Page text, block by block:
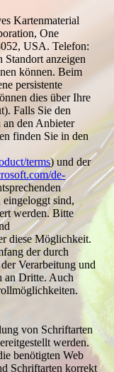
Kartenmaterial
One
USA. Telefon:
Standort anzeigen
können. Beim
persistente
dies über Ihre
Falls Sie den
an den Anbieter
finden Sie in den
terms) und der
de-
eingeloggt sind,
werden. Bitte
diese Möglichkeit.
der durch
Verarbeitung und
an Dritte. Auch
von Schriftarten
werden.
benötigten Web
Schriftarten korrekt